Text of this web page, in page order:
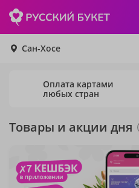
Сан-Хосе
Оплата картами
любых стран
Товары и акции дня